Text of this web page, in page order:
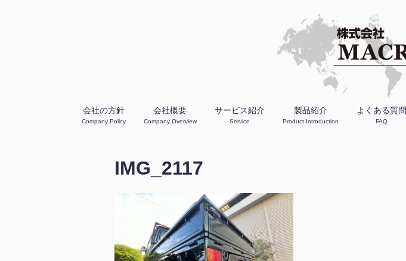
会社の方針
Company Policy
会社概要
Company Overview
サービス紹介
Service
製品紹介
Product Introduction
よくある質問
FAQ
IMG_2117